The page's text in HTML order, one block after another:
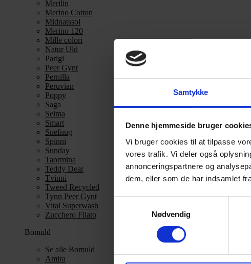
Samtykke
Denne hjemmeside bruger
Vi bruger cookies til at tilpasse
vores trafik. Vi deler også
annonceringspartnere og
dem, eller som de har indsamlet
Nødvendig
Merilin
Merino Cotton
Midnatssol
Merino 120
Mille colori
Natur Uld
Parigi
Peer Gynt
Pernilla
Peruvian
Poppy
Saga
Selma
Smart
Snefnug
Spinni
Sunday
Taormina
Teddy Dear
Tvinni
Tweed Recycled
Tynn Peer Gynt
Vital Superwash
Zucchero Filato
Bomuld
Se alle Bomuld
Amira